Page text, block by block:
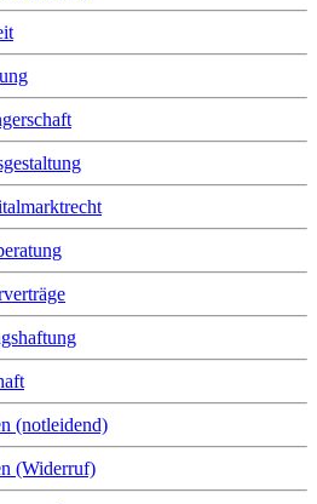
(notleidend)
(Widerruf)